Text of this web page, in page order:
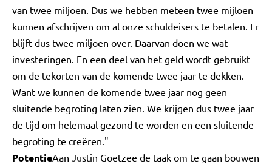
van twee miljoen. Dus we hebben meteen twee mijloen
kunnen afschrijven om al onze schuldeisers te betalen. Er
blijft dus twee miljoen over. Daarvan doen we wat
investeringen. En een deel van het geld wordt gebruikt
om de tekorten van de komende twee jaar te dekken.
Want we kunnen de komende twee jaar nog geen
sluitende begroting laten zien. We krijgen dus twee jaar
de tijd om helemaal gezond te worden en een sluitende
begroting te creëren."
PotentieAan Justin Goetzee de taak om te gaan bouwen